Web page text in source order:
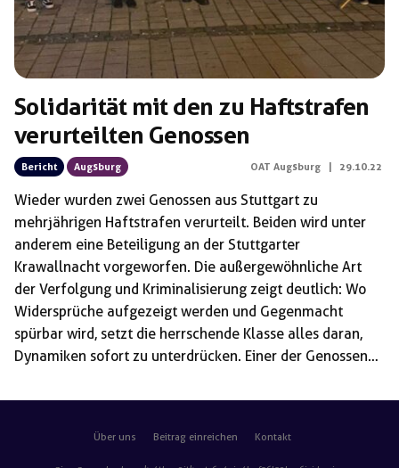
Solidarität mit den zu Haftstrafen
verurteilten Genossen
Bericht Augsburg OAT Augsburg 29.10.22
Wieder wurden zwei Genossen aus Stuttgart zu
mehrjährigen Haftstrafen verurteilt. Beiden wird unter
anderem eine Beteiligung an der Stuttgarter
Krawallnacht vorgeworfen. Die außergewöhnliche Art
der Verfolgung und Kriminalisierung zeigt deutlich: Wo
Widersprüche aufgezeigt werden und Gegenmacht
spürbar wird, setzt die herrschende Klasse alles daran,
Dynamiken sofort zu unterdrücken. Einer der Genossen
vorgetragen. Hier der Link
urteil-zu-3-jahren-9-monaten-haft-alle-zur-
Über uns Beitrag einreichen Kontakt